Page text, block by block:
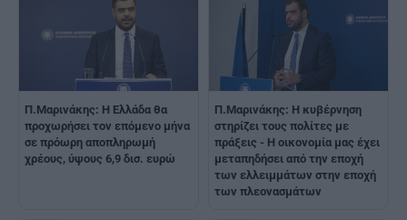
Π.Μαρινάκης: Η Ελλάδα θα
προχωρήσει τον επόμενο μήνα
σε πρόωρη αποπληρωμή
χρέους, ύψους 6,9 δισ. ευρώ
Π.Μαρινάκης: Η κυβέρνηση
στηρίζει τους πολίτες με
πράξεις - Η οικονομία μας έχει
μεταπηδήσει από την εποχή
των ελλειμμάτων στην εποχή
των πλεονασμάτων